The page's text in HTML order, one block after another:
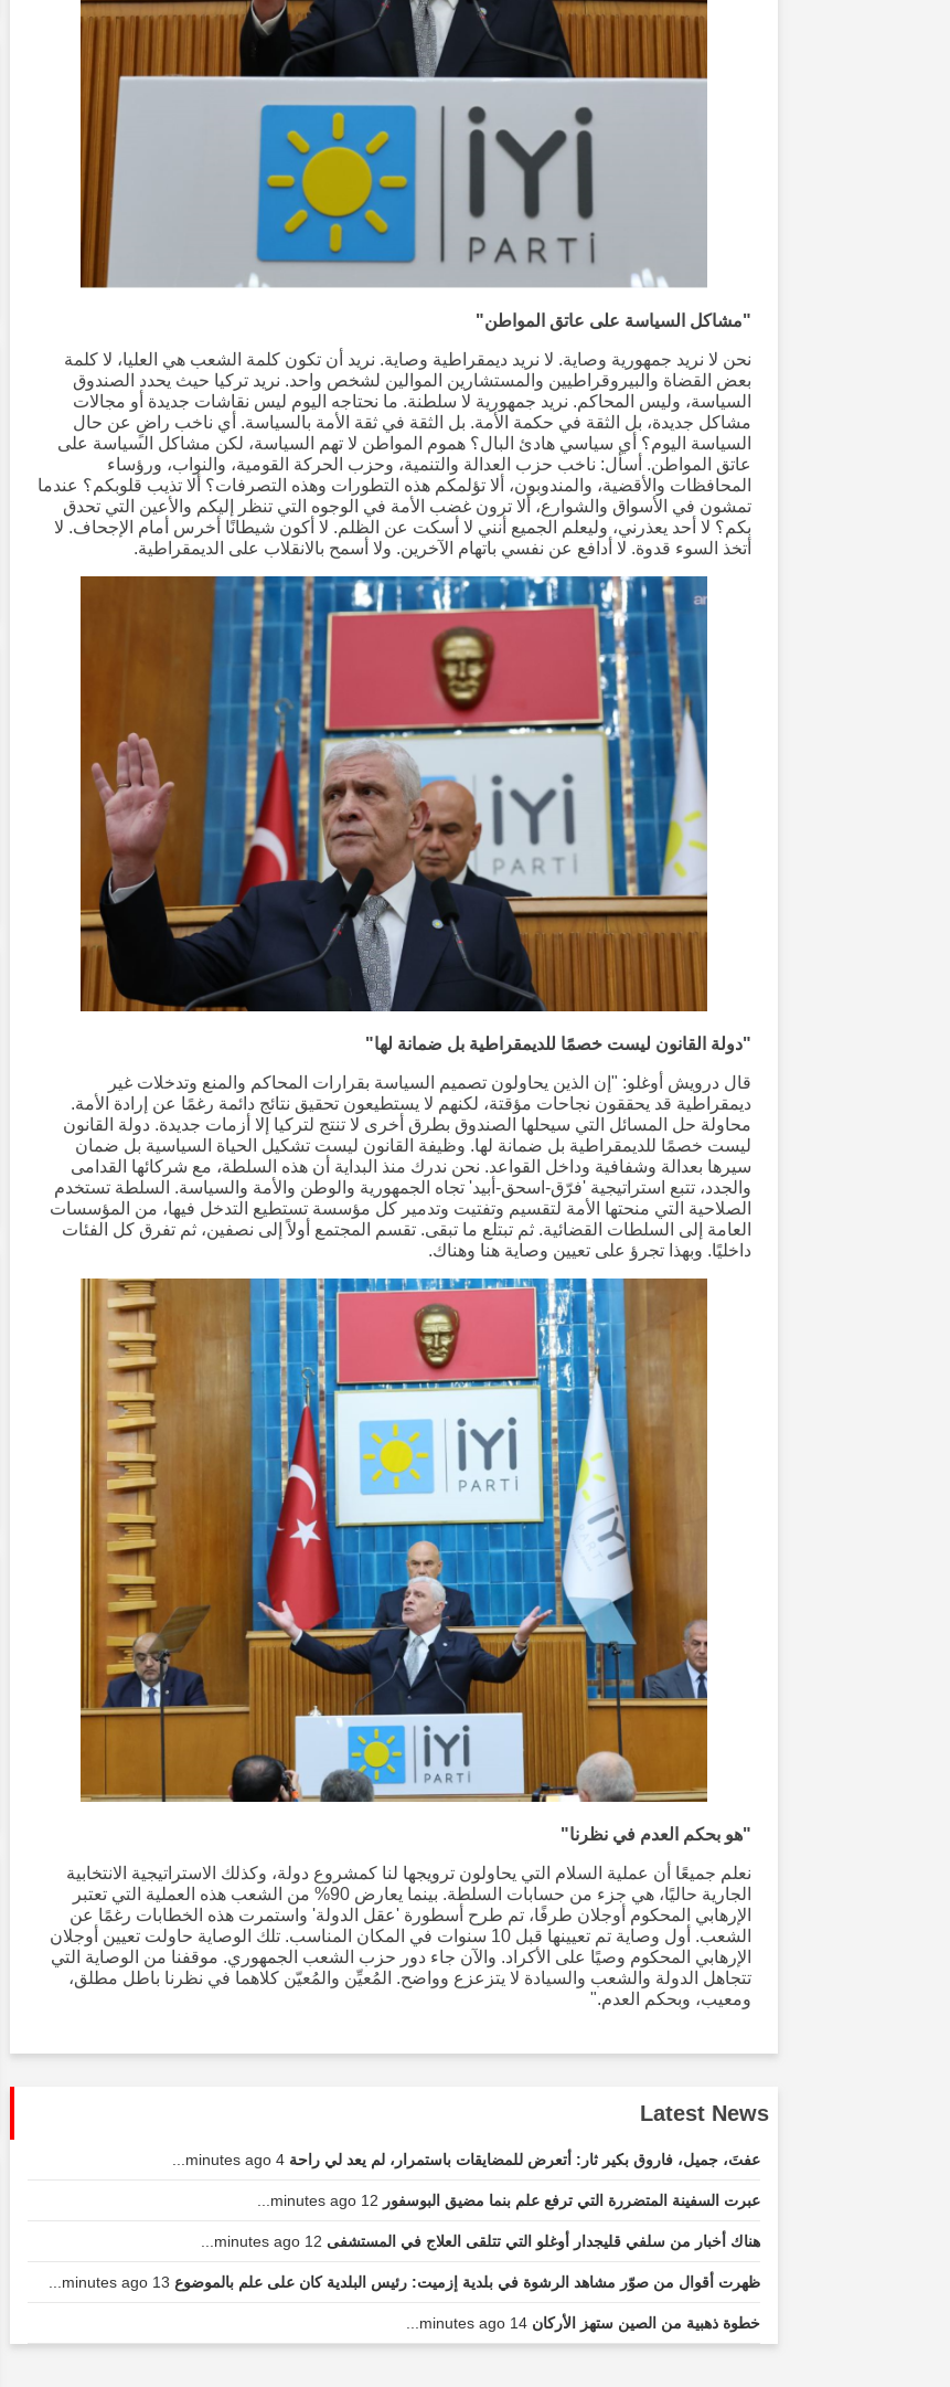
"مشاكل السياسة على عاتق المواطن"
نحن لا نريد جمهورية وصاية. لا نريد ديمقراطية وصاية. نريد أن تكون كلمة الشعب هي العليا، لا كلمة
بعض القضاة والبيروقراطيين والمستشارين الموالين لشخص واحد. نريد تركيا حيث يحدد الصندوق
السياسة، وليس المحاكم. نريد جمهورية لا سلطنة. ما نحتاجه اليوم ليس نقاشات جديدة أو مجالات
مشاكل جديدة، بل الثقة في حكمة الأمة. بل الثقة في ثقة الأمة بالسياسة. أي ناخب راضٍ عن حال
السياسة اليوم؟ أي سياسي هادئ البال؟ هموم المواطن لا تهم السياسة، لكن مشاكل السياسة على
عاتق المواطن. أسأل: ناخب حزب العدالة والتنمية، وحزب الحركة القومية، والنواب، ورؤساء
المحافظات والأقضية، والمندوبون، ألا تؤلمكم هذه التطورات وهذه التصرفات؟ ألا تذيب قلوبكم؟ عندما
تمشون في الأسواق والشوارع، ألا ترون غضب الأمة في الوجوه التي تنظر إليكم والأعين التي تحدق
بكم؟ لا أحد يعذرني، وليعلم الجميع أنني لا أسكت عن الظلم. لا أكون شيطانًا أخرس أمام الإجحاف. لا
أتخذ السوء قدوة. لا أدافع عن نفسي باتهام الآخرين. ولا أسمح بالانقلاب على الديمقراطية.
"دولة القانون ليست خصمًا للديمقراطية بل ضمانة لها"
قال درويش أوغلو: "إن الذين يحاولون تصميم السياسة بقرارات المحاكم والمنع وتدخلات غير
ديمقراطية قد يحققون نجاحات مؤقتة، لكنهم لا يستطيعون تحقيق نتائج دائمة رغمًا عن إرادة الأمة.
محاولة حل المسائل التي سيحلها الصندوق بطرق أخرى لا تنتج لتركيا إلا أزمات جديدة. دولة القانون
ليست خصمًا للديمقراطية بل ضمانة لها. وظيفة القانون ليست تشكيل الحياة السياسية بل ضمان
سيرها بعدالة وشفافية وداخل القواعد. نحن ندرك منذ البداية أن هذه السلطة، مع شركائها القدامى
والجدد، تتبع استراتيجية 'فرّق-اسحق-أبيد' تجاه الجمهورية والوطن والأمة والسياسة. السلطة تستخدم
الصلاحية التي منحتها الأمة لتقسيم وتفتيت وتدمير كل مؤسسة تستطيع التدخل فيها، من المؤسسات
العامة إلى السلطات القضائية. ثم تبتلع ما تبقى. تقسم المجتمع أولاً إلى نصفين، ثم تفرق كل الفئات
داخليًا. وبهذا تجرؤ على تعيين وصاية هنا وهناك.
"هو بحكم العدم في نظرنا"
نعلم جميعًا أن عملية السلام التي يحاولون ترويجها لنا كمشروع دولة، وكذلك الاستراتيجية الانتخابية
الجارية حاليًا، هي جزء من حسابات السلطة. بينما يعارض 90% من الشعب هذه العملية التي تعتبر
الإرهابي المحكوم أوجلان طرفًا، تم طرح أسطورة 'عقل الدولة' واستمرت هذه الخطابات رغمًا عن
الشعب. أول وصاية تم تعيينها قبل 10 سنوات في المكان المناسب. تلك الوصاية حاولت تعيين أوجلان
الإرهابي المحكوم وصيًا على الأكراد. والآن جاء دور حزب الشعب الجمهوري. موقفنا من الوصاية التي
تتجاهل الدولة والشعب والسيادة لا يتزعزع وواضح. المُعيِّن والمُعيّن كلاهما في نظرنا باطل مطلق،
ومعيب، وبحكم العدم."
Latest News
عفتَ، جميل، فاروق بكير ثار: أتعرض للمضايقات باستمرار، لم يعد لي راحة 4 minutes ago...
عبرت السفينة المتضررة التي ترفع علم بنما مضيق البوسفور 12 minutes ago...
هناك أخبار من سلفي قليجدار أوغلو التي تتلقى العلاج في المستشفى 12 minutes ago...
ظهرت أقوال من صوّر مشاهد الرشوة في بلدية إزميت: رئيس البلدية كان على علم بالموضوع 13 minutes ago...
خطوة ذهبية من الصين ستهز الأركان 14 minutes ago...